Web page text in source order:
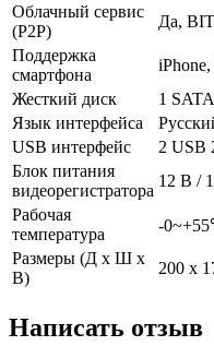
Облачный сервис
(P2P)
Да,
Поддержка
смартфона
Жесткий диск
1
Язык интерфейса
USB интерфейс
2 USB
Блок питания
видеорегистратора
12 В /
Рабочая
температура
-
Размеры (Д х Ш х
В)
200 х
Написать отзыв